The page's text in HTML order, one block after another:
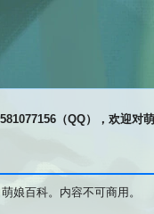
（QQ），欢迎对
娘百科。内容不可商用。